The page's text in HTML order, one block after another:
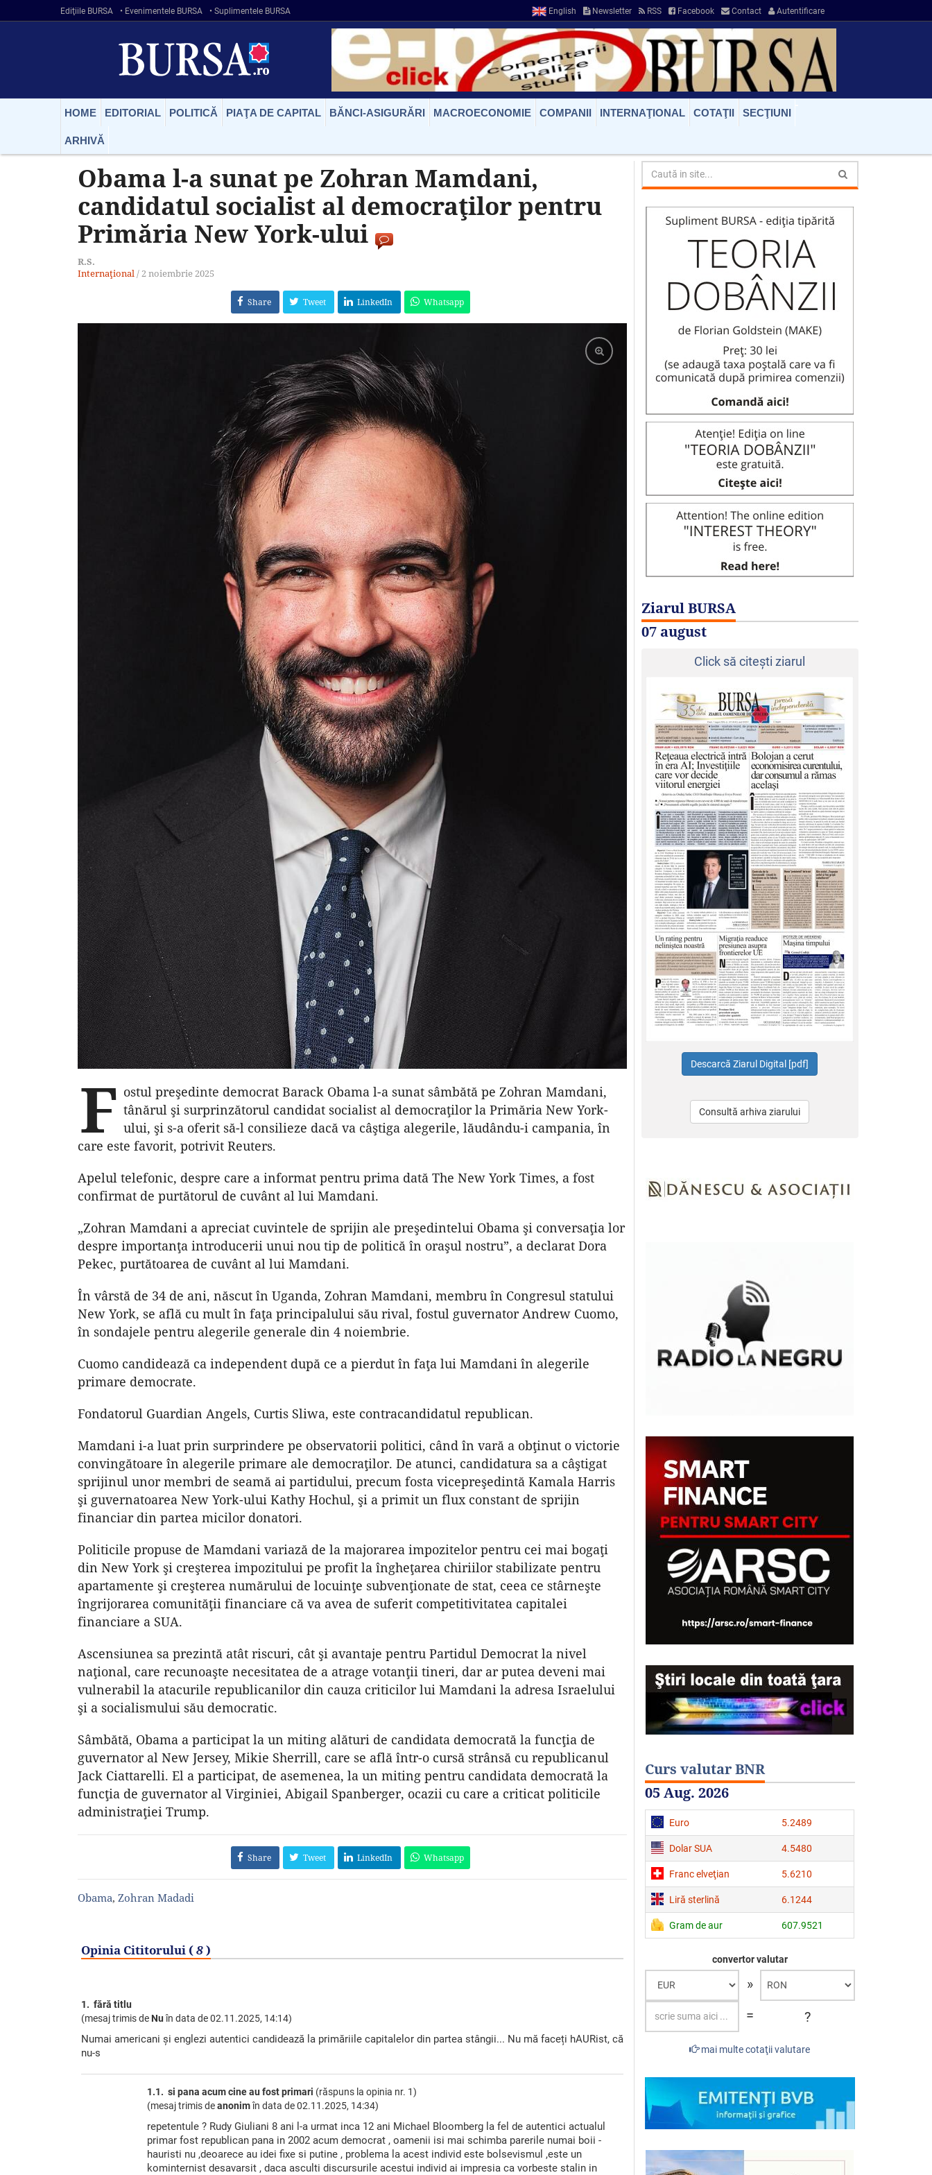
Ediţiile BURSA • Evenimentele BURSA • Suplimentele BURSA English Newsletter RSS Facebook Contact Autentificare
HOME EDITORIAL POLITICĂ PIAŢA DE CAPITAL BĂNCI-ASIGURĂRI MACROECONOMIE COMPANII INTERNAŢIONAL COTAŢII SECŢIUNI
ARHIVĂ
Obama l-a sunat pe Zohran Mamdani,
candidatul socialist al democraţilor pentru
Primăria New York-ului
R.S.
Internaţional / 2 noiembrie 2025
Share Tweet LinkedIn Whatsapp
F ostul preşedinte democrat Barack Obama l-a sunat sâmbătă pe Zohran Mamdani,
tânărul şi surprinzătorul candidat socialist al democraţilor la Primăria New York-
ului, şi s-a oferit să-l consilieze dacă va câştiga alegerile, lăudându-i campania, în
care este favorit, potrivit Reuters.
Apelul telefonic, despre care a informat pentru prima dată The New York Times, a fost
confirmat de purtătorul de cuvânt al lui Mamdani.
„Zohran Mamdani a apreciat cuvintele de sprijin ale preşedintelui Obama şi conversaţia lor
despre importanţa introducerii unui nou tip de politică în oraşul nostru”, a declarat Dora
Pekec, purtătoarea de cuvânt al lui Mamdani.
În vârstă de 34 de ani, născut în Uganda, Zohran Mamdani, membru în Congresul statului
New York, se află cu mult în faţa principalului său rival, fostul guvernator Andrew Cuomo,
în sondajele pentru alegerile generale din 4 noiembrie.
Cuomo candidează ca independent după ce a pierdut în faţa lui Mamdani în alegerile
primare democrate.
Fondatorul Guardian Angels, Curtis Sliwa, este contracandidatul republican.
Mamdani i-a luat prin surprindere pe observatorii politici, când în vară a obţinut o victorie
convingătoare în alegerile primare ale democraţilor. De atunci, candidatura sa a câştigat
sprijinul unor membri de seamă ai partidului, precum fosta vicepreşedintă Kamala Harris
şi guvernatoarea New York-ului Kathy Hochul, şi a primit un flux constant de sprijin
financiar din partea micilor donatori.
Politicile propuse de Mamdani variază de la majorarea impozitelor pentru cei mai bogaţi
din New York şi creşterea impozitului pe profit la îngheţarea chiriilor stabilizate pentru
apartamente şi creşterea numărului de locuinţe subvenţionate de stat, ceea ce stârneşte
îngrijorarea comunităţii financiare că va avea de suferit competitivitatea capitalei
financiare a SUA.
Ascensiunea sa prezintă atât riscuri, cât şi avantaje pentru Partidul Democrat la nivel
naţional, care recunoaşte necesitatea de a atrage votanţii tineri, dar ar putea deveni mai
vulnerabil la atacurile republicanilor din cauza criticilor lui Mamdani la adresa Israelului
şi a socialismului său democratic.
Sâmbătă, Obama a participat la un miting alături de candidata democrată la funcţia de
guvernator al New Jersey, Mikie Sherrill, care se află într-o cursă strânsă cu republicanul
Jack Ciattarelli. El a participat, de asemenea, la un miting pentru candidata democrată la
funcţia de guvernator al Virginiei, Abigail Spanberger, ocazii cu care a criticat politicile
administraţiei Trump.
Share Tweet LinkedIn Whatsapp
Obama, Zohran Madadi
Opinia Cititorului (8)
1. fără titlu
(mesaj trimis de Nu în data de02.11.2025, 14:14)
Numai americani și englezi autentici candidează la primăriile capitalelor din partea stângii... Nu mă faceți hAURist, că
nu-s
1.1. si pana acum cine au fost primari (răspuns la opinia nr. 1)
(mesaj trimis deanonimîn data de02.11.2025, 14:34)
repetentule ? Rudy Giuliani 8 ani l-a urmat inca 12 ani Michael Bloomberg la fel de autentici actualul
primar fost republican pana in 2002 acum democrat , oamenii isi mai schimba parerile numai boii -
hauristi nu ,deoarece au idei fixe si putine , problema la acest individ este bolsevismul ,este un
kominternist desavarsit , daca asculti discursurile acestui individ ai impresia ca vorbeste stalin in
Ziarul BURSA
07 august
Click să citeşti ziarul
Consultă arhiva ziarului
Curs valutar BNR
05 Aug. 2026
Euro 5.2489
Dolar SUA 4.5480
Franc elveţian 5.6210
Liră sterlină 6.1244
Gram de aur 607.9521
convertor valutar
»
=
?
mai multe cotaţii valutare